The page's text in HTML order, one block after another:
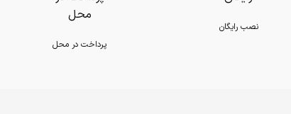
نصب رایگان
پرداخت در محل